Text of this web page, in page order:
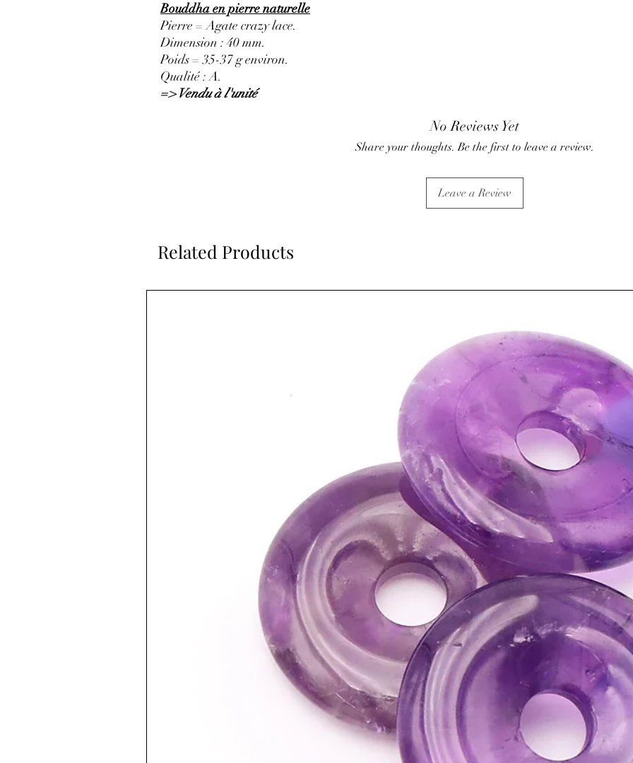
Bouddha en pierre naturelle
Pierre = Agate crazy lace.
Dimension : 40 mm.
Poids = 35-37 g environ.
Qualité : A.
=> Vendu à l'unité
No Reviews Yet
Share your thoughts. Be the first to leave a review.
Leave a Review
Related Products